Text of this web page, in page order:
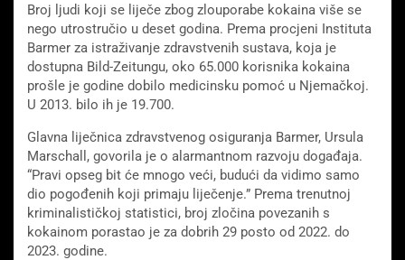
Broj ljudi koji se liječe zbog zlouporabe kokaina više se
nego utrostručio u deset godina. Prema procjeni Instituta
Barmer za istraživanje zdravstvenih sustava, koja je
dostupna Bild-Zeitungu, oko 65.000 korisnika kokaina
prošle je godine dobilo medicinsku pomoć u Njemačkoj.
U 2013. bilo ih je 19.700.
Glavna liječnica zdravstvenog osiguranja Barmer, Ursula
Marschall, govorila je o alarmantnom razvoju događaja.
“Pravi opseg bit će mnogo veći, budući da vidimo samo
dio pogođenih koji primaju liječenje.” Prema trenutnoj
kriminalističkoj statistici, broj zločina povezanih s
kokainom porastao je za dobrih 29 posto od 2022. do
2023. godine.